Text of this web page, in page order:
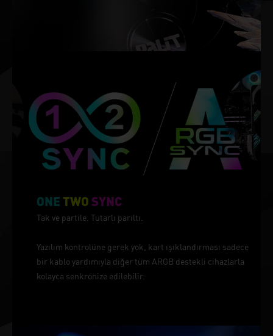
ONE TWO SYNC
Tak ve partile. Tutarlı parıltı.
Yazılım kontrolüne gerek yok, kart ışıklandırması sadece
bir kablo yardımıyla diğer tüm ARGB destekli cihazlarla
kolayca senkronize edilebilir.